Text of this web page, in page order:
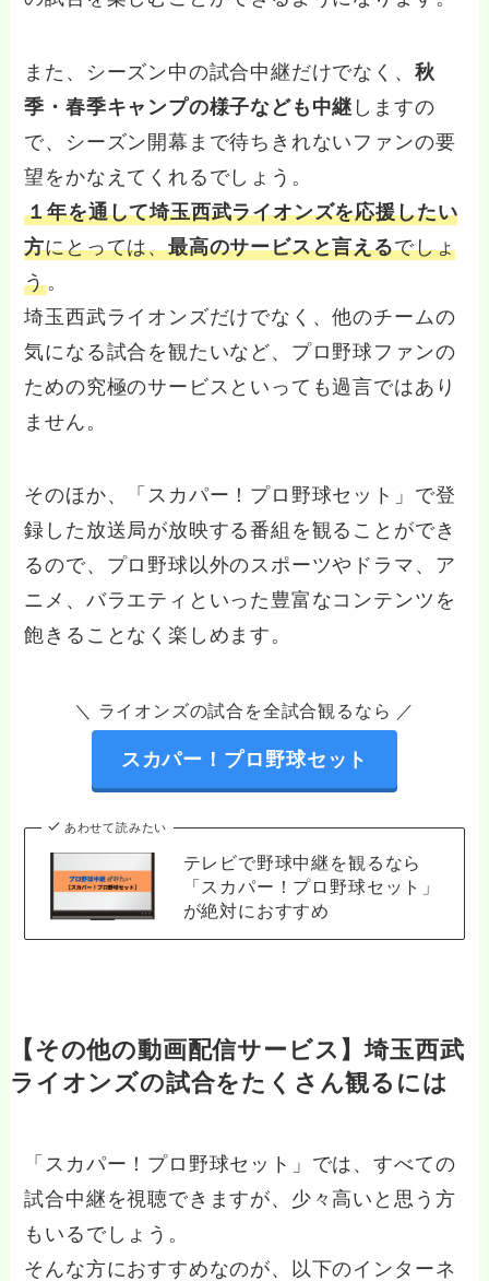
また、シーズン中の試合中継だけでなく、 秋
季・春季キャンプの様子なども中継 しますの
で、シーズン開幕まで待ちきれないファンの要
望をかなえてくれるでしょう。
１年を通して埼玉西武ライオンズを応援したい
方にとっては、最高のサービスと言えるでしょ
う。
埼玉西武ライオンズだけでなく、他のチームの
気になる試合を観たいなど、プロ野球ファンの
ための究極のサービスといっても過言ではあり
ません。
そのほか、「スカパー！プロ野球セット」で登
録した放送局が放映する番組を観ることができ
るので、プロ野球以外のスポーツやドラマ、ア
ニメ、バラエティといった豊富なコンテンツを
飽きることなく楽しめます。
＼ ライオンズの試合を全試合観るなら ／
スカパー！プロ野球セット
あわせて読みたい
テレビで野球中継を観るなら
「スカパー！プロ野球セット」
が絶対におすすめ
【その他の動画配信サービス】埼玉西武
ライオンズの試合をたくさん観るには
「スカパー！プロ野球セット」では、すべての
試合中継を視聴できますが、少々高いと思う方
もいるでしょう。
そんな方におすすめなのが、以下のインターネ